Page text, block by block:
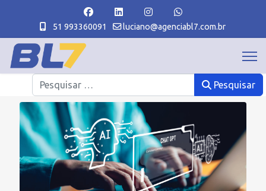
51 993360091 luciano@agenciabl7.com.br
Pesquisar Pesquisar